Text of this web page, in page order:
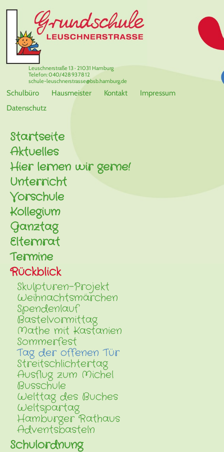
Schulbüro Hausmeister Kontakt
Impressum
Datenschutz
Leuschnerstraße 13 · 21031 Hamburg
Telefon: 040/428 93 78 12
schule-leuschnerstrasse@bsb.hamburg.de
Startseite
Aktuelles
Hier lernen wir gerne!
Unterricht
Vorschule
Kollegium
Ganztag
Elternrat
Termine
Rückblick
Skulpturen-Projekt
Weihnachtsmärchen
Spendenlauf
Bastelvormittag
Mathe mit Kastanien
Sommerfest
Tag der offenen Tür
Streitschlichtertag
Ausflug zum Michel
Busschule
Welttag des Buches
Weltspartag
Hamburger Rathaus
Adventsbasteln
Schulordnung